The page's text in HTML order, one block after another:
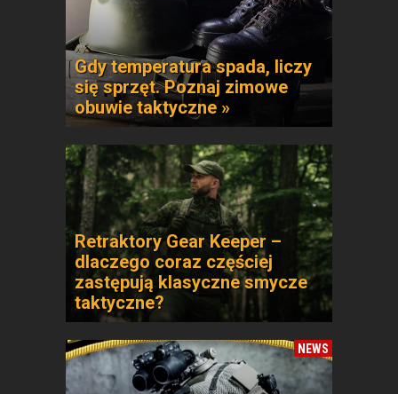
Gdy temperatura spada, liczy
się sprzęt. Poznaj zimowe
obuwie taktyczne »
Retraktory Gear Keeper –
dlaczego coraz częściej
zastępują klasyczne smycze
taktyczne?
NEWS